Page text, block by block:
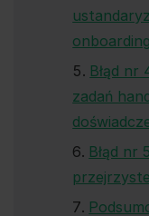
Błąd nr
zadań
Błąd nr